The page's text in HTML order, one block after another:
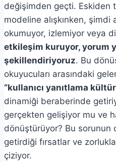
değişimden geçti. Eskiden
modeline alışkınken, şimdi
okumuyor, izlemiyor veya
etkileşim kuruyor, yorum
şekillendiriyoruz. Bu
okuyucuları arasındaki
“kullanıcı yanıtlama
dinamiği beraberinde
gerçekten gelişiyor mu ve
dönüştürüyor? Bu sorunun
getirdiği fırsatlar ve
çiziyor.